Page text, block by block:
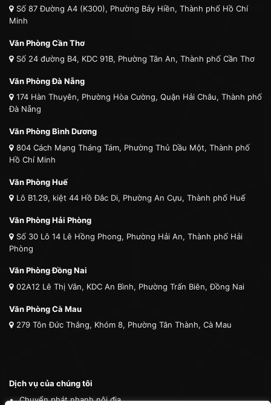
Số 87 Đường A4 (K300), Phường Bảy Hiền, Thành phố Hồ Chí
Minh
Văn Phòng Cần Thơ
Số 24 đường B4, KDC 91B, Phường Tân An, Thành phố Cần Thơ
Văn Phòng Đà Nẵng
174 Hàn Thuyên, Phường Hòa Cường, Quận Hải Châu, Thành phố
Đà Nẵng
Văn Phòng Bình Dương
804 Cách Mạng Tháng Tám, Phường Thủ Dầu Một, Thành phố
Hồ Chí Minh
Văn Phòng Huế
Lô B1.29, kiệt 44 Hồ Đắc Di, Phường An Cựu, Thành phố Huế
Văn Phòng Hải Phòng
Số 30 Lô 14 Lê Hồng Phong, Phường Hải An, Thành phố Hải
Phòng
Văn Phòng Đồng Nai
02A12 Lê Thị Vân, KDC An Bình, Phường Trấn Biên, Đồng Nai
Văn Phòng Cà Mau
279 Tôn Đức Thắng, Khóm 8, Phường Tân Thành, Cà Mau
Dịch vụ của chúng tôi
Chuyển phát nhanh nội địa